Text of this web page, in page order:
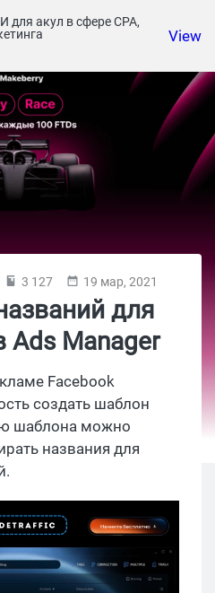
для акул в сфере СРА,
View
3 127 19 мар, 2021
для
Ads Manager
Facebook
создать шаблон
шаблона можно
названия для